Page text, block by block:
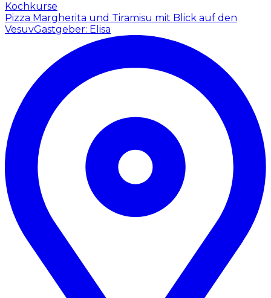
Kochkurse
Pizza Margherita und Tiramisu mit Blick auf den
VesuvGastgeber: Elisa